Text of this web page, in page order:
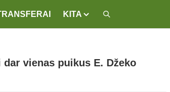
KITA
vienas puikus E. Džeko